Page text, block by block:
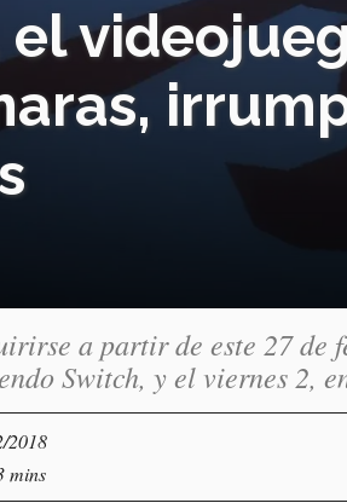
el
a partir de este 27 de
Switch, y el viernes 2,
2018
mins